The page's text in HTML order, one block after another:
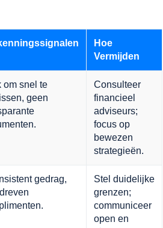
Hoe
Vermijden
om snel te
geen
Consulteer
financieel
adviseurs;
focus op
bewezen
strategieën.
gedrag,
Stel duidelijke
grenzen;
communiceer
open en